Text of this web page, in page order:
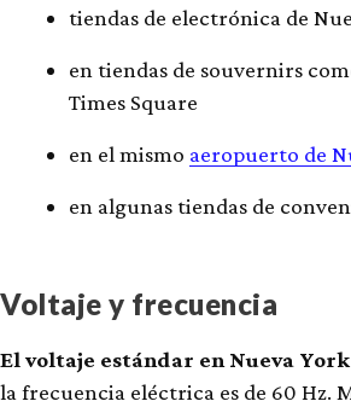
tiendas de electrónica de
en tiendas de souvernirs
Times Square
en el mismo aeropuerto de
en algunas tiendas de
Voltaje y frecuencia
El voltaje estándar en Nueva
la frecuencia eléctrica es de 60 Hz.